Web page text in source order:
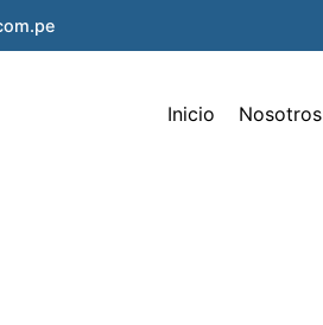
Inicio Nosotros